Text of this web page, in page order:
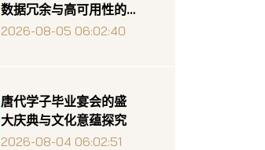
数据冗余与高可用性的
系统设计与实现分析
2026-08-05 06:02:40
唐代学子毕业宴会的盛
大庆典与文化意蕴探究
2026-08-04 06:02:51